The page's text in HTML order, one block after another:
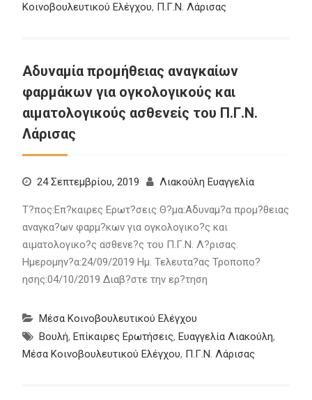
Κοινοβουλευτικού Ελέγχου, Π.Γ.Ν. Λάρισας
Αδυναμία προμήθειας αναγκαίων
φαρμάκων για ογκολογικούς και
αιματολογικούς ασθενείς του Π.Γ.Ν.
Λάρισας
24 Σεπτεμβρίου, 2019 Λιακούλη Ευαγγελία
Τ?πος:Επ?καιρες Ερωτ?σεις Θ?μα:Αδυναμ?α προμ?θειας
αναγκα?ων φαρμ?κων για ογκολογικο?ς και
αιματολογικο?ς ασθενε?ς του Π.Γ.Ν. Λ?ρισας.
Ημερομην?α:24/09/2019 Ημ. Τελευτα?ας Τροποπο?
ησης:04/10/2019 Διαβ?στε την ερ?τηση
Μέσα Κοινοβουλευτικού Ελέγχου
Βουλή, Επίκαιρες Ερωτήσεις, Ευαγγελία Λιακούλη,
Μέσα Κοινοβουλευτικού Ελέγχου, Π.Γ.Ν. Λάρισας